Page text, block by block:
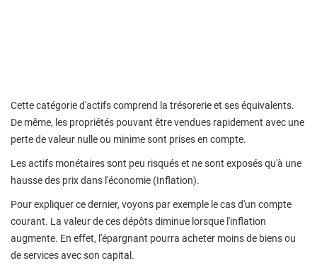
Cette catégorie d'actifs comprend la trésorerie et ses équivalents.
De même, les propriétés pouvant être vendues rapidement avec une
perte de valeur nulle ou minime sont prises en compte.
Les actifs monétaires sont peu risqués et ne sont exposés qu'à une
hausse des prix dans l'économie (Inflation).
Pour expliquer ce dernier, voyons par exemple le cas d'un compte
courant. La valeur de ces dépôts diminue lorsque l'inflation
augmente. En effet, l'épargnant pourra acheter moins de biens ou
de services avec son capital.